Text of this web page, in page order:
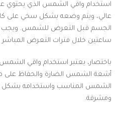
عالي، ويتم وضعه بشكل سخي على
الجسم قبل التعرض للشمس.
ساعتين خلال فترات التعرض
باختصار، يعتبر استخدام واقي
أشعة الشمس الضارة والحفاظ على
الشمس المناسب واستخدامه بشكل
ومشرقة.